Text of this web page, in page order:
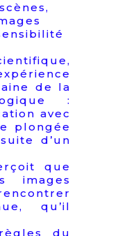
de la
:
avec
plongée
d’un
que
images
qu’il
du